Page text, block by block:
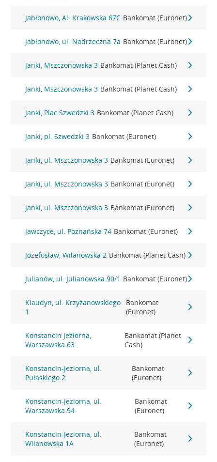
Jabłonowo, Al. Krakowska 67C Bankomat (Euronet)
Jabłonowo, ul. Nadrzeczna 7a Bankomat (Euronet)
Janki, Mszczonowska 3 Bankomat (Planet Cash)
Janki, Mszczonowska 3 Bankomat (Planet Cash)
Janki, Plac Szwedzki 3 Bankomat (Planet Cash)
Janki, pl. Szwedzki 3 Bankomat (Euronet)
Janki, ul. Mszczonowska 3 Bankomat (Euronet)
Janki, ul. Mszczonowska 3 Bankomat (Euronet)
Janki, ul. Mszczonowska 3 Bankomat (Euronet)
Jawczyce, ul. Poznańska 74 Bankomat (Euronet)
Józefosław, Wilanowska 2 Bankomat (Planet Cash)
Julianów, ul. Julianowska 90/1 Bankomat (Euronet)
Klaudyn, ul. Krzyżanowskiego
1
Bankomat
(Euronet)
Konstancin Jeziorna,
Warszawska 63
Bankomat (Planet
Cash)
Konstancin-Jeziorna, ul.
Pułaskiego 2
Bankomat
(Euronet)
Konstancin-Jeziorna, ul.
Warszawska 94
Bankomat
(Euronet)
Konstancin-Jeziorna, ul.
Wilanowska 1A
Bankomat
(Euronet)